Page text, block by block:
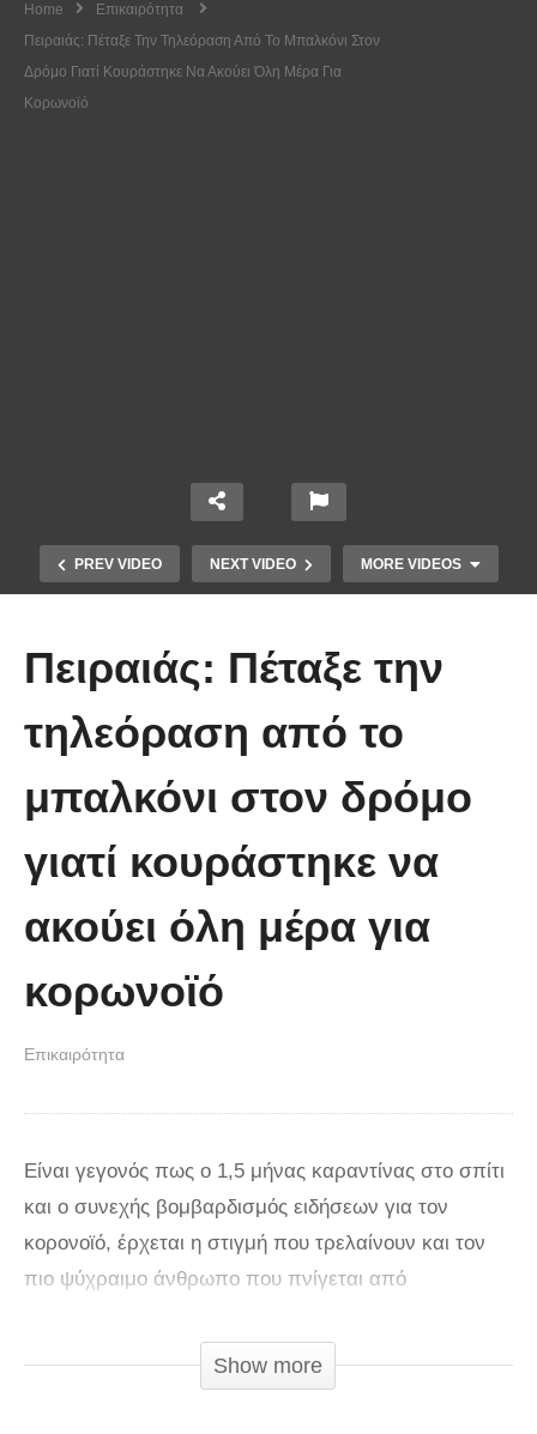
Home
Επικαιρότητα
Πειραιάς: Πέταξε Την Τηλεόραση Από Το Μπαλκόνι Στον
Δρόμο Γιατί Κουράστηκε Να Ακούει Όλη Μέρα Για
Κορωνοϊό
PREV VIDEO NEXT VIDEO MORE VIDEOS
πρώτη στιγμή και συγκίνησε το
νοηματική με ένα μικρό κορίτσι
Πειραιάς: Πέταξε την
τηλεόραση από το
μπαλκόνι στον δρόμο
γιατί κουράστηκε να
ακούει όλη μέρα για
κορωνοϊό
Επικαιρότητα
Είναι γεγονός πως ο 1,5 μήνας καραντίνας στο σπίτι
και ο συνεχής βομβαρδισμός ειδήσεων για τον
κορονοϊό, έρχεται η στιγμή που τρελαίνουν και τον
πιο ψύχραιμο άνθρωπο που πνίγεται από
Ένα περιστατικό με μείγμα εκτόνωσης αλλά και
έντονης πίεσης εκτυλίχθηκε στην περιοχή του
Show more